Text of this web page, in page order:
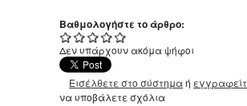
Βαθμολογήστε το άρθρο:
Δεν υπάρχουν ακόμα ψήφοι
Εισέλθετε στο σύστημαή
να υποβάλετε σχόλια